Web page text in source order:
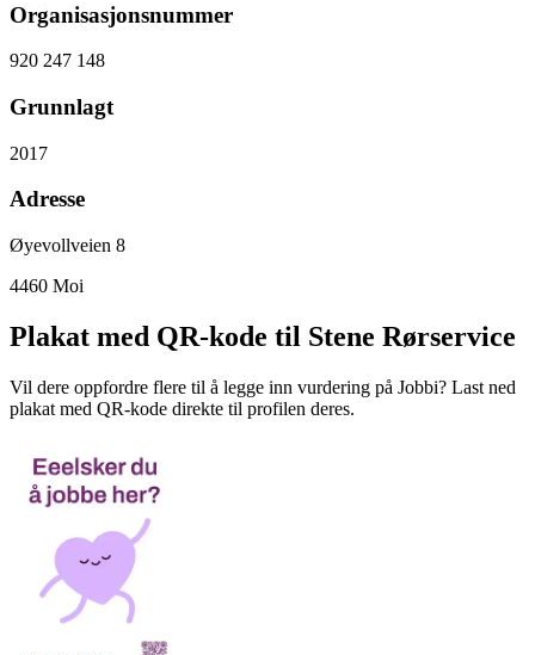
Organisasjonsnummer
920 247 148
Grunnlagt
2017
Adresse
Øyevollveien 8
4460 Moi
Plakat med QR-kode til Stene Rørservice
Vil dere oppfordre flere til å legge inn vurdering på Jobbi? Last ned
plakat med QR-kode direkte til profilen deres.